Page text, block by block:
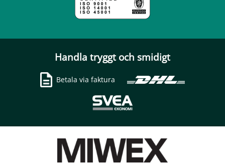
Handla tryggt och smidigt
Betala via faktura